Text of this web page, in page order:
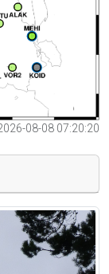
08-08 07:20:20